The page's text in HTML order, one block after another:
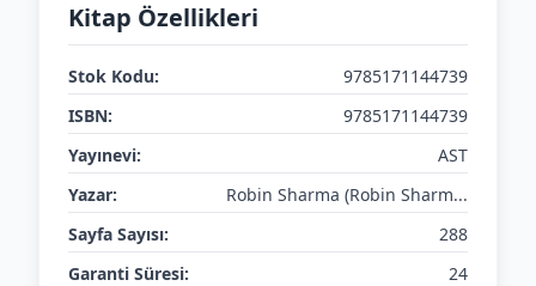
Kitap Özellikleri
Stok Kodu:
9785171144739
ISBN:
9785171144739
Yayınevi:
AST
Yazar:
Robin Sharma (Robin Sharm...
Sayfa Sayısı:
288
Garanti Süresi:
24